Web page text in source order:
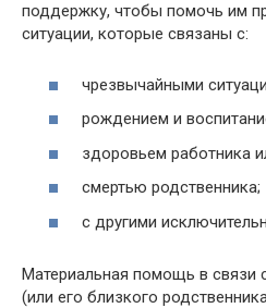
поддержку, чтобы помочь им
ситуации, которые связаны с:
чрезвычайными
рождением и
здоровьем работника
смертью родственника;
с другими
Материальная помощь в связи
(или его близкого